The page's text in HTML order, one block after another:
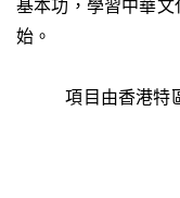
基本功，學習中華
始。
項目由香港特